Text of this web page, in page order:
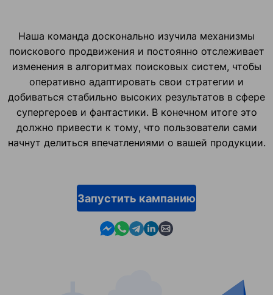
Наша команда досконально изучила механизмы
поискового продвижения и постоянно отслеживает
изменения в алгоритмах поисковых систем, чтобы
оперативно адаптировать свои стратегии и
добиваться стабильно высоких результатов в сфере
супергероев и фантастики. В конечном итоге это
должно привести к тому, что пользователи сами
начнут делиться впечатлениями о вашей продукции.
Запустить кампанию
Contact us in Messenger
Contact us in WhatsApp
Contact us in Telegram
Contact us in Linkedin
Contact us by email